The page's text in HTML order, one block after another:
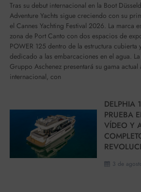
Tras su debut internacional en la Boot
Adventure Yachts sigue creciendo con su
el Cannes Yachting Festival 2026. La marca
zona de Port Canto con dos espacios de
POWER 125 dentro de la estructura cubierta
dedicado a las embarcaciones en el agua.
Gruppo Aschenez presentará su gama
internacional, con
3 de
DELPHIA
PRUEBA
VÍDEO Y